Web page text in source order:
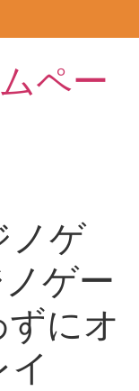
ペー
ノゲ
ゲー
にオ